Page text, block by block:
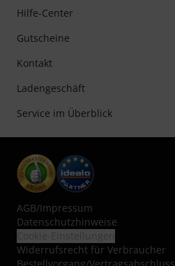
Hilfe-Center
Gutscheine
Kontakt
Ladengeschäft
Service im Überblick
AGB/Impressum
Datenschutzhinweise
Widerrufsrecht für Verbraucher